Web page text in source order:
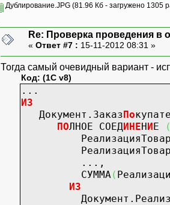
Дублирование.JPG (81.96 Кб - загружено 1305
Re: Проверка проведения в
« Ответ #7 : 15-11-2012 08:31 »
Тогда самый очевидный вариант -
Код: (1C v8)
...
ИЗ
Документ.ЗаказПо
ПОЛНОЕ СОЕДИНЕНИЕ
...,
СУММА (
ИЗ